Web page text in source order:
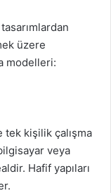
üzere
modelleri:
tek kişilik çalışma
veya
Hafif yapıları